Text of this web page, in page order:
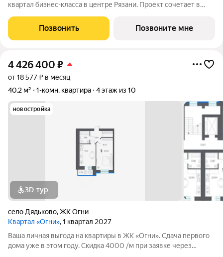
квартал бизнес-класса в центре Рязани. Проект сочетает в
интегрированный дизайн среды. Авторские планировки
максимально продуманы, а
Позвонить Позвоните мне
4 426 400 ₽
от 18 577 ₽ в месяц
40,2 м²
1-комн. квартира 4 этаж из 10
новостройка
3D-тур
село Дядьково,ЖК Огни
Квартал «Огни», 1 квартал 2027
Ваша личная выгода на квартиры в ЖК «Огни». Сдача первого
дома уже в этом году. Скидка 4000 /м при заявке через